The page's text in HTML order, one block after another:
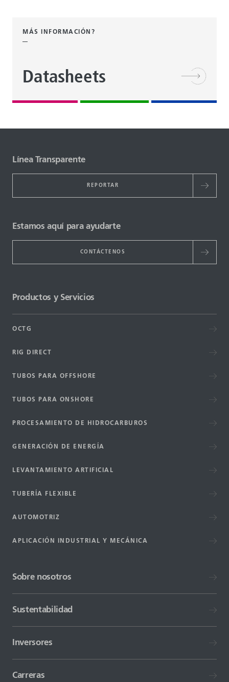
MÁS INFORMACIÓN?
Datasheets
Línea Transparente
REPORTAR
Estamos aquí para ayudarte
CONTÁCTENOS
Productos y Servicios
OCTG
RIG DIRECT
TUBOS PARA OFFSHORE
TUBOS PARA ONSHORE
PROCESAMIENTO DE HIDROCARBUROS
GENERACIÓN DE ENERGÍA
LEVANTAMIENTO ARTIFICIAL
TUBERÍA FLEXIBLE
AUTOMOTRIZ
APLICACIÓN INDUSTRIAL Y MECÁNICA
Sobre nosotros
Sustentabilidad
Inversores
Carreras